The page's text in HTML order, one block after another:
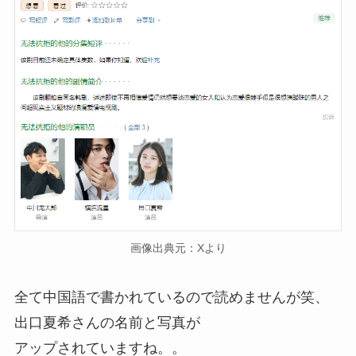
画像出典元：Xより
全て中国語で書かれているので読めませんが笑、
出口夏希さんの名前と写真が
アップされていますね。。